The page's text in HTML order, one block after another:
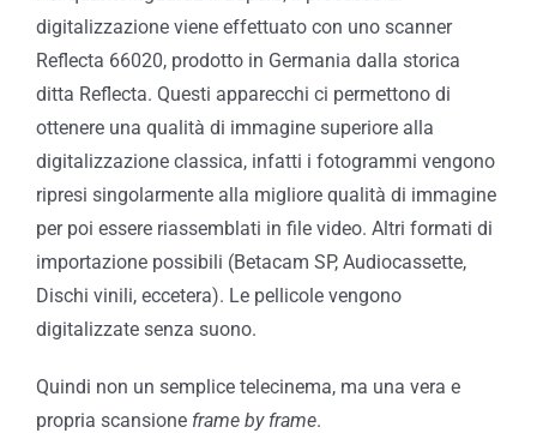
digitalizzazione viene effettuato con uno scanner
Reflecta 66020, prodotto in Germania dalla storica
ditta Reflecta. Questi apparecchi ci permettono di
ottenere una qualità di immagine superiore alla
digitalizzazione classica, infatti i fotogrammi vengono
ripresi singolarmente alla migliore qualità di immagine
per poi essere riassemblati in file video. Altri formati di
importazione possibili (Betacam SP, Audiocassette,
Dischi vinili, eccetera). Le pellicole vengono
digitalizzate senza suono.
Quindi non un semplice telecinema, ma una vera e
propria scansione frame by frame.